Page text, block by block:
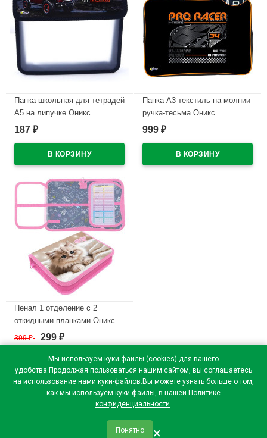
Мы используем куки-файлы (cookies) для вашего
удобства.Продолжая пользоваться нашим сайтом, вы соглашаетесь
на использование нами куки-файлов.Вы можете узнать больше о том,
как мы используем куки-файлы, в нашей Политике
конфиденциальности.
Понятно ×
Папка школьная для тетрадей
А5 на липучке Оникс
Внедорожник красный
187 ₽
Папка А3 текстиль на молнии
ручка-тесьма Оникс
Профессиональный гонщик
арт.ПМД 3-22-4
999 ₽
Пенал 1 отделение с 2
откидными планками Оникс
ПКТ 09-20-1 Пушистое
счастье Maxi 200х140х40мм
В наличии
399₽ 299 ₽